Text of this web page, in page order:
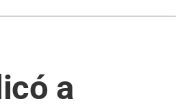
a